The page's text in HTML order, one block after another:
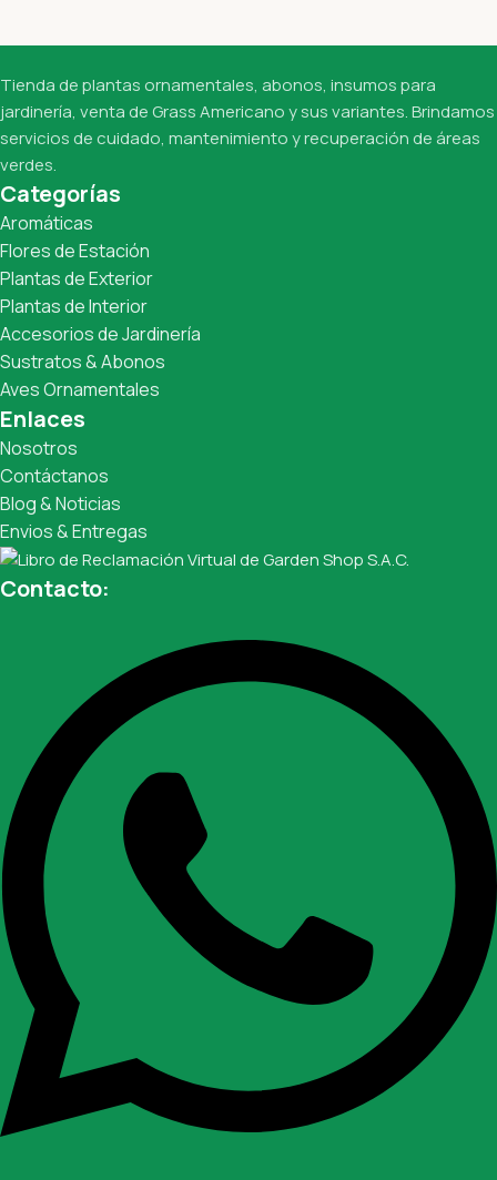
Tienda de plantas ornamentales, abonos, insumos para
jardinería, venta de Grass Americano y sus variantes. Brindamos
servicios de cuidado, mantenimiento y recuperación de áreas
verdes.
Categorías
Aromáticas
Flores de Estación
Plantas de Exterior
Plantas de Interior
Accesorios de Jardinería
Sustratos & Abonos
Aves Ornamentales
Enlaces
Nosotros
Contáctanos
Blog & Noticias
Envios & Entregas
Contacto: